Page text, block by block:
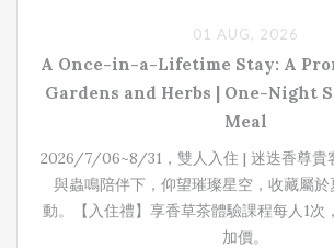
A Once-in-a-Lifetime Stay: A
Gardens and Herbs | One-Night
Meal
2026/7/06~8/31，雙人入住 | 迷迭香尊貴
與蟲鳴陪伴下，仰望璀璨星空，收藏屬
動。【入住禮】享香草茶體驗課程每人1次
加價。
01 AUG, 2026